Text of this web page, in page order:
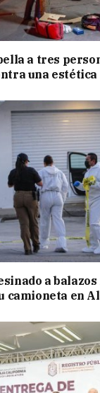
a tres
una estética
a
camioneta en